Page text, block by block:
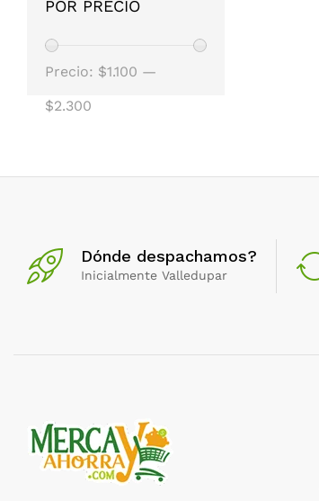
POR PRECIO
Precio: $1.100 —
$2.300
Dónde despachamos?
Inicialmente Valledupar